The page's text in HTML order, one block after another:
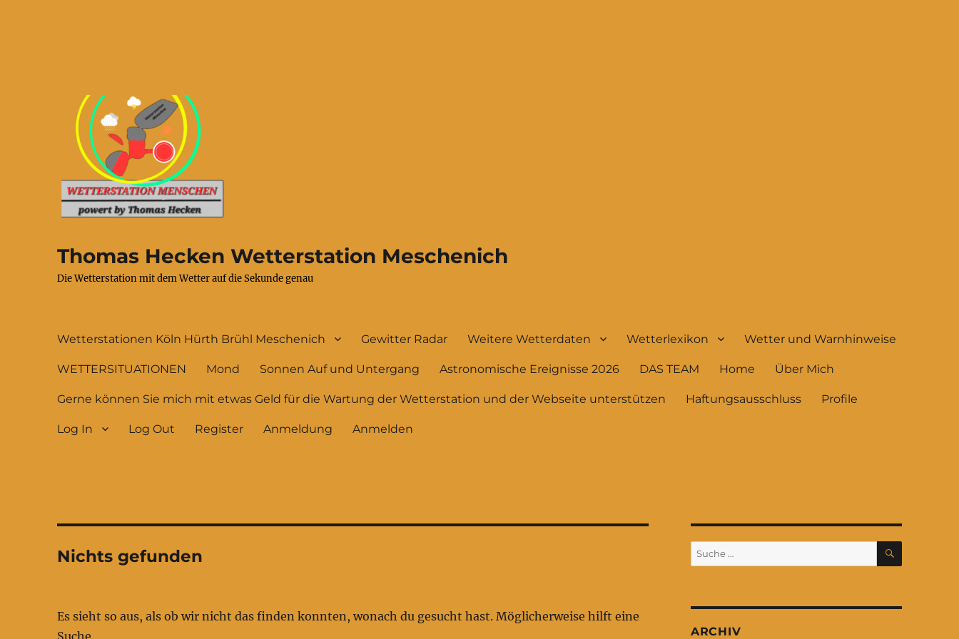
Thomas Hecken Wetterstation Meschenich
Die Wetterstation mit dem Wetter auf die Sekunde genau
Wetterstationen Köln Hürth Brühl Meschenich Gewitter Radar Weitere Wetterdaten Wetterlexikon Wetter und Warnhinweise
WETTERSITUATIONEN Mond Sonnen Auf und Untergang Astronomische Ereignisse 2026 DAS TEAM Home Über Mich
Gerne können Sie mich mit etwas Geld für die Wartung der Wetterstation und der Webseite unterstützen Haftungsausschluss Profile
Log In Log Out Register Anmeldung Anmelden
Nichts gefunden
Es sieht so aus, als ob wir nicht das finden konnten, wonach du gesucht hast. Möglicherweise hilft eine
Suche.
Suche
nach:
SUCHEN
ARCHIV